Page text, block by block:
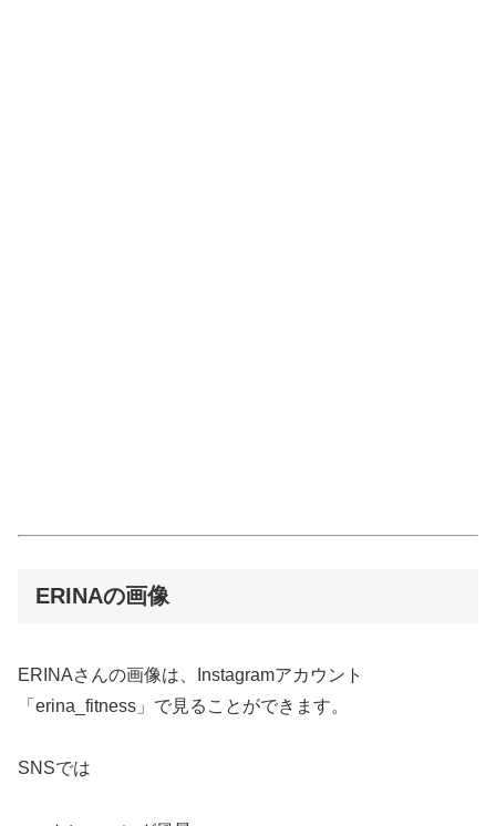
ERINAの画像
ERINAさんの画像は、Instagramアカウント
「erina_fitness」で見ることができます。
SNSでは